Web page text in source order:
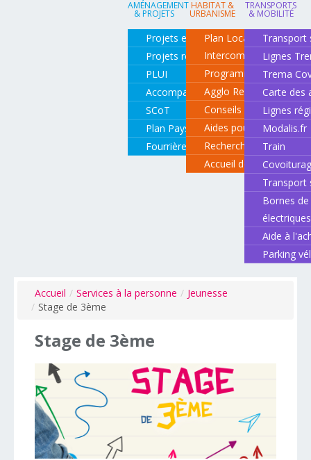
AMÉNAGEMENT
& PROJETS
Projets en cours
Projets réalisés
PLUI
Accompagnement de projets
SCoT
Plan Paysage
Fourrière animale
HABITAT &
URBANISME
Plan Local d'Urbanisme
Intercommunal
Programme local de
Agglo Renov
Conseils pour rénover
Aides pour rénover
Recherche d'un
Accueil des gens du
TRANSPORTS
& MOBILITÉ
Transport
Lignes
Trema
Carte des
Lignes
Modalis.fr
Train
Transport
Bornes
électriques
Aide à
Parking
Accueil / Services à la personne / Jeunesse
/ Stage de 3ème
Stage de 3ème